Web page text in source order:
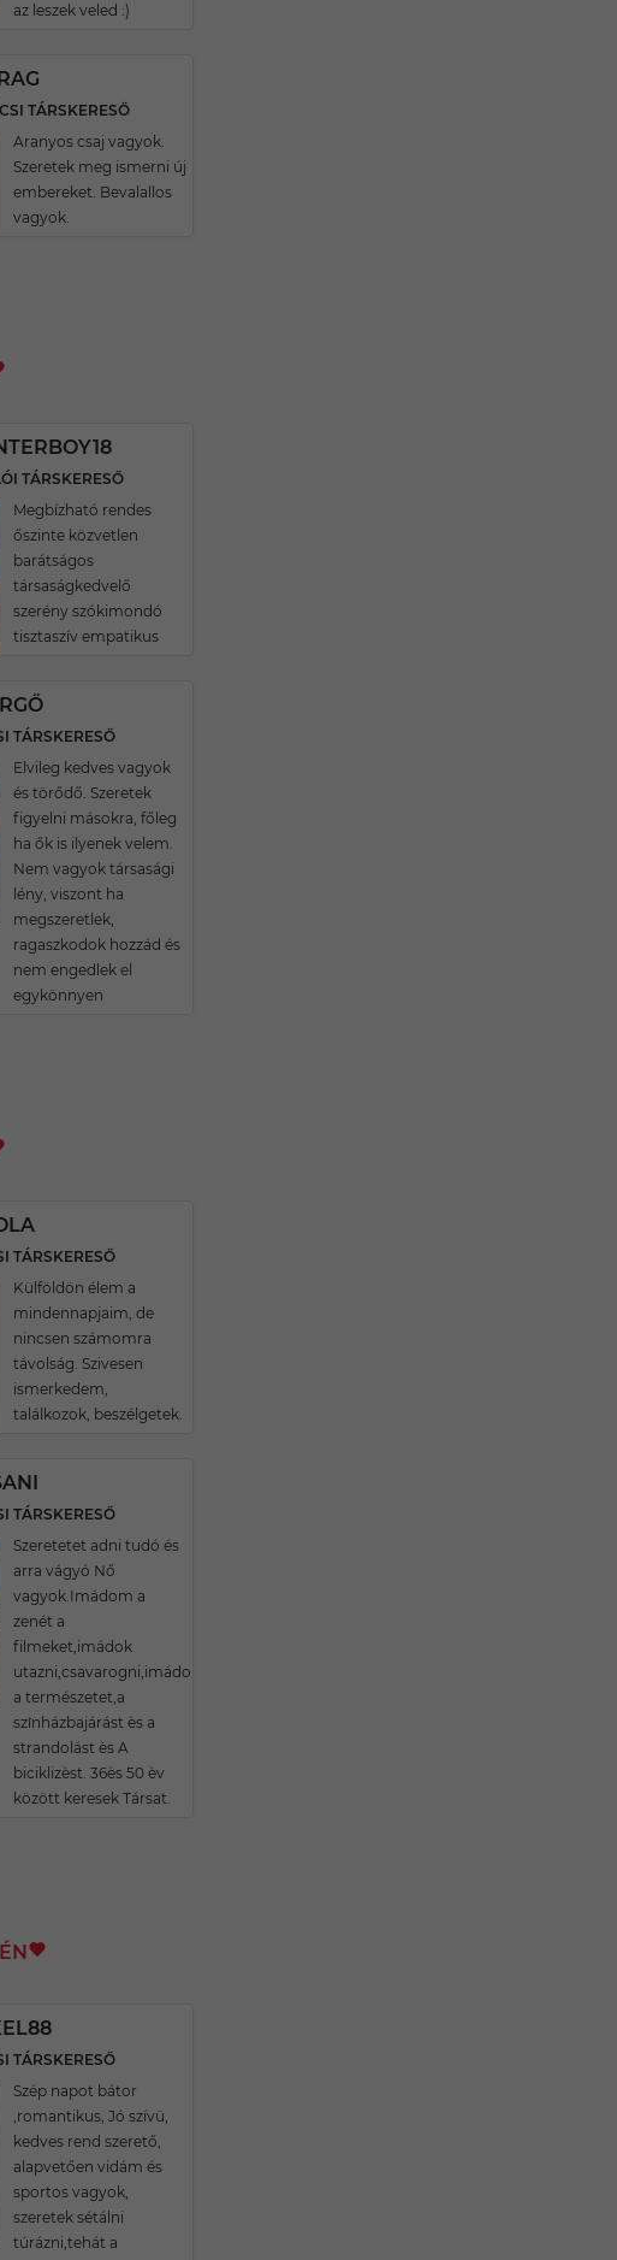
az leszek veled :)
TÁRSKERESŐ
Aranyos csaj vagyok.
Szeretek meg ismerni új
embereket. Bevalallos
vagyok.
TÁRSKERESŐ
Megbízható rendes
őszinte közvetlen
barátságos
társaságkedvelő
szerény szókimondó
tisztaszív empatikus
TÁRSKERESŐ
Elvileg kedves vagyok
és törődő. Szeretek
figyelni másokra, főleg
ha ők is ilyenek velem.
Nem vagyok társasági
lény, viszont ha
megszeretlek,
ragaszkodok hozzád és
nem engedlek el
egykönnyen
TÁRSKERESŐ
Külföldön élem a
mindennapjaim, de
nincsen számomra
távolság. Szivesen
ismerkedem,
találkozok, beszélgetek.
TÁRSKERESŐ
Szeretetet adni tudó és
arra vágyó Nő
vagyok.Imádom a
zenét a
filmeket,imádok
utazni,csavarogni,imádom
a természetet,a
szînházbajárást ès a
strandolást ès A
biciklizèst. 36ès 50 èv
között keresek Társat.
TÁRSKERESŐ
Szép napot bátor
,romantikus, Jó szívü,
kedves rend szerető,
alapvetően vidám és
sportos vagyok,
szeretek sétálni
túrázni,tehát a